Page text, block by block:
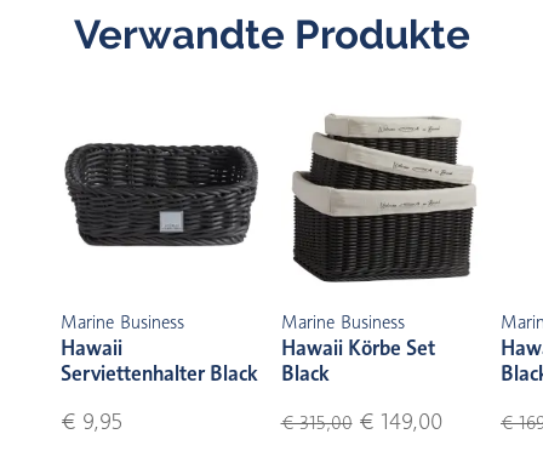
Verwandte Produkte
Marine Business
Hawaii
Serviettenhalter Black
€ 9,95
Marine Business
Hawaii Körbe Set
Black
€ 315,00€ 149,00 €